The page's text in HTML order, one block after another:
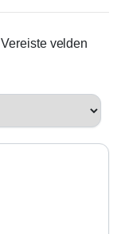
Vereiste velden